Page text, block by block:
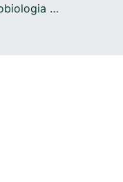
tot el DD
Genètica, Microbiologia i Estadística